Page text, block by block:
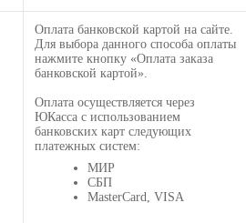
Оплата банковской картой на сайте.
Для выбора данного способа оплаты
нажмите кнопку «Оплата заказа
банковской картой».
Оплата осуществляется через
ЮКасса с использованием
банковских карт следующих
платежных систем:
МИР
СБП
MasterCard, VISA